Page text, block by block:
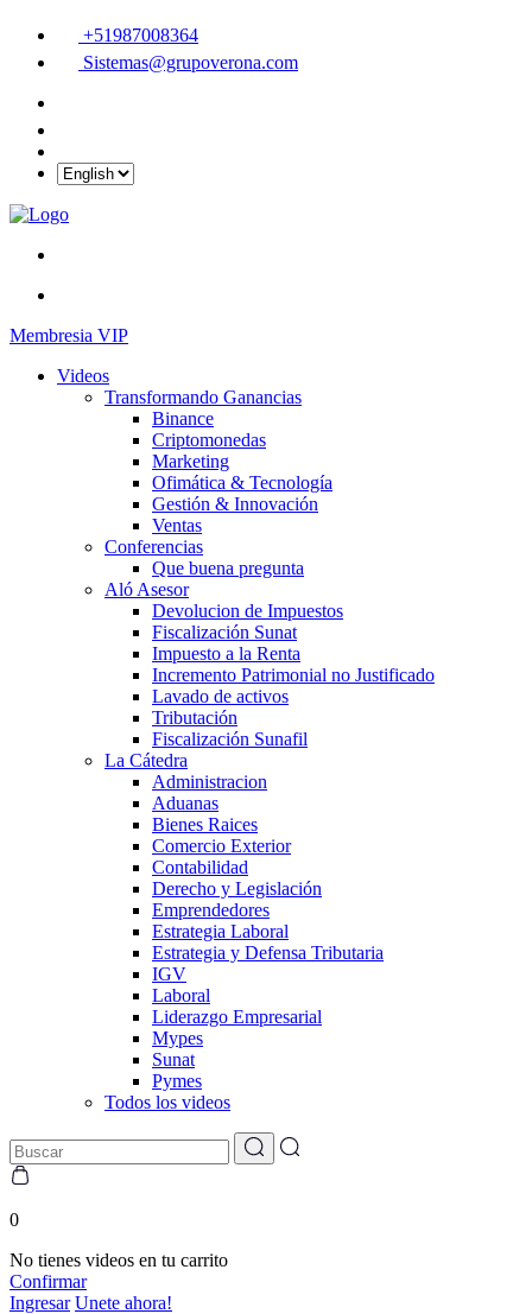
+51987008364
Sistemas@grupoverona.com
Membresia VIP
Videos
Transformando Ganancias
Binance
Criptomonedas
Marketing
Ofimática & Tecnología
Gestión & Innovación
Ventas
Conferencias
Que buena pregunta
Aló Asesor
Devolucion de Impuestos
Fiscalización Sunat
Impuesto a la Renta
Incremento Patrimonial no Justificado
Lavado de activos
Tributación
Fiscalización Sunafil
La Cátedra
Administracion
Aduanas
Bienes Raices
Comercio Exterior
Contabilidad
Derecho y Legislación
Emprendedores
Estrategia Laboral
Estrategia y Defensa Tributaria
IGV
Laboral
Liderazgo Empresarial
Mypes
Sunat
Pymes
Todos los videos
0
No tienes videos en tu carrito
Confirmar
Ingresar Unete ahora!